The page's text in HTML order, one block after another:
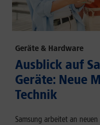
Geräte & Hardware
Ausblick auf
Geräte: Neue
Technik
Samsung arbeitet an neuen